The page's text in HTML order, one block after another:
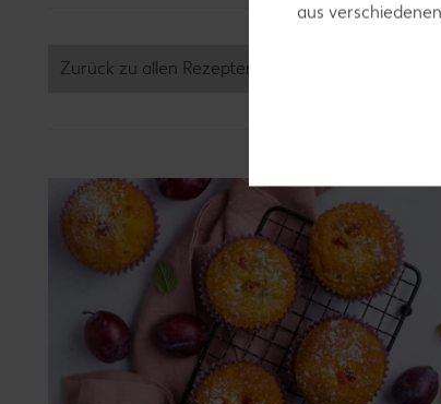
Zurück zu allen Rezepten
aus